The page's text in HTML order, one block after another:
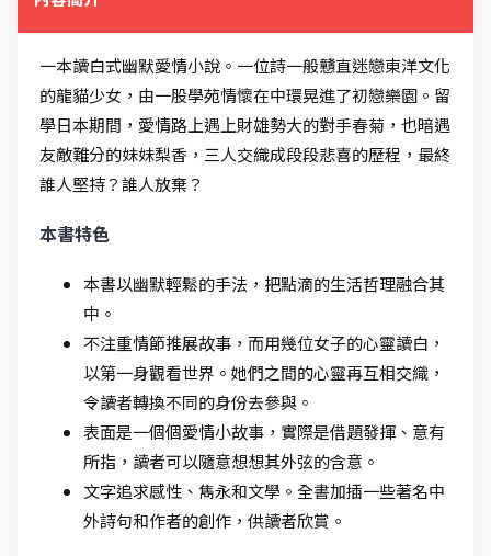
一本讀白式幽默愛情小說。一位詩一般戇直迷戀東洋文化
的龍貓少女，由一股學苑情懷在中環晃進了初戀樂園。留
學日本期間，愛情路上遇上財雄勢大的對手春菊，也暗遇
友敵難分的妹妹梨香，三人交織成段段悲喜的歷程，最終
誰人堅持？誰人放棄？
本書特色
本書以幽默輕鬆的手法，把點滴的生活哲理融合其
中。
不注重情節推展故事，而用幾位女子的心靈讀白，
以第一身觀看世界。她們之間的心靈再互相交織，
令讀者轉換不同的身份去參與。
表面是一個個愛情小故事，實際是借題發揮、意有
所指，讀者可以隨意想想其外弦的含意。
文字追求感性、雋永和文學。全書加插一些著名中
外詩句和作者的創作，供讀者欣賞。